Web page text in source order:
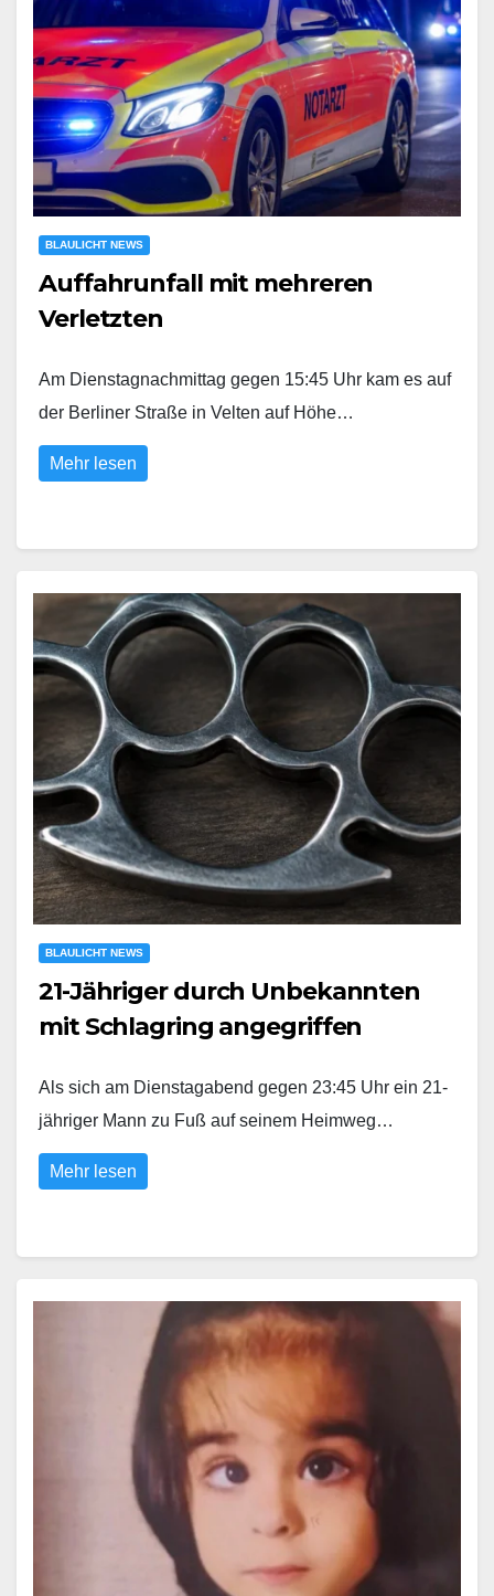
BLAULICHT NEWS
Auffahrunfall mit mehreren
Verletzten
Am Dienstagnachmittag gegen 15:45 Uhr kam es auf
der Berliner Straße in Velten auf Höhe…
Mehr lesen
BLAULICHT NEWS
21-Jähriger durch Unbekannten
mit Schlagring angegriffen
Als sich am Dienstagabend gegen 23:45 Uhr ein 21-
jähriger Mann zu Fuß auf seinem Heimweg…
Mehr lesen